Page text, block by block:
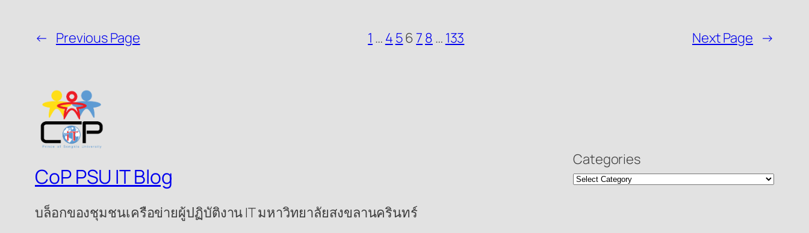
← Previous Page 1 … 4 56 7 8 … 133 Next Page →
CoP PSU IT Blog
บล็อกของชุมชนเครือข่ายผู้ปฏิบัติงาน IT มหาวิทยาลัยสงขลานครินทร์
Categories